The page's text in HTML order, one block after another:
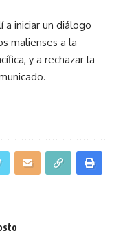
a iniciar un diálogo
malienses a la
y a rechazar la